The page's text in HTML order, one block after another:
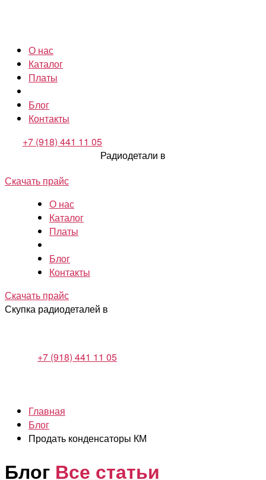
О нас
Каталог
Платы
Блог
Контакты
+7 (918) 441 11 05
Радиодетали в
Скачать прайс
О нас
Каталог
Платы
Блог
Контакты
Скачать прайс
Скупка радиодеталей в
+7 (918) 441 11 05
Главная
Блог
Продать конденсаторы КМ
Блог Все статьи